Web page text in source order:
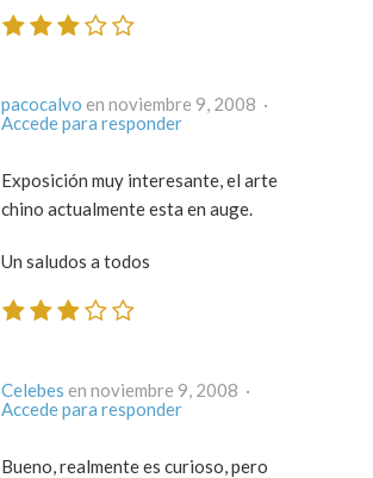
pacocalvo
en noviembre 9, 2008 ·
Accede para responder
Exposición muy interesante, el arte
chino actualmente esta en auge.
Un saludos a todos
Celebes
en noviembre 9, 2008 ·
Accede para responder
Bueno, realmente es curioso, pero